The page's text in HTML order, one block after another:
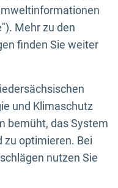
Mehr zu den
finden Sie weiter
und Klimaschutz
bemüht, das System
zu optimieren. Bei
nutzen Sie